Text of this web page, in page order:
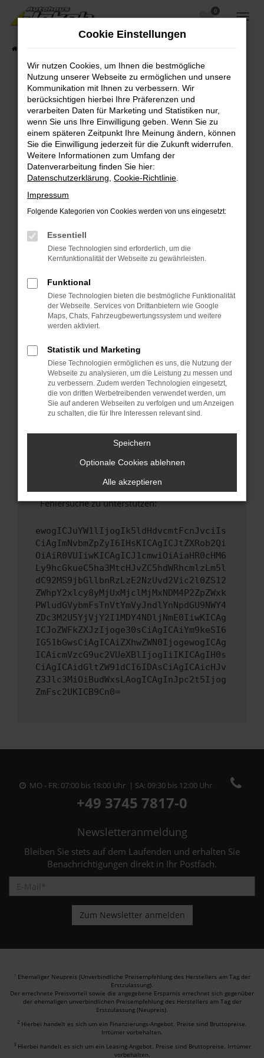
Zum
Hauptinhalt
0
Fehler: Network Error
Beim Laden ist ein Fehler aufgetreten.
Hier sind ein paar Tipps, die dir helfen können:
Überprüfe deine Firewall und deine
Internetverbindung.
Laden andere Webseiten, zum Beispiel deine
Suchmaschine?
Prüfe deine Browsererweiterungen.
Manche Erweiterungen, wie Werbeblocker,
können das Laden bestimmter Seiten
verhindern. Funktioniert die Seite in einem
Fenster?
Starte dein Gerät neu.
Das kann manchmal helfen, vorübergehende
Probleme zu beheben.
Betriebssystem auf dem neuesten Stand
sind.
Veraltete Software birgt nicht nur ein
Sicherheitsrisiko, sondern kann auch dazu
führen, dass bestimmte Funktionen nicht mehr
unterstützt werden.
Wende dich an den Webseitenbetreiber.
Wenn du alle oben genannten Schritte versucht
hast, kontaktiere uns bitte. Wir werden
versuchen, das Problem zu beheben. Du kannst
uns diesen Text schicken, um uns bei der
Fehlersuche zu unterstützen:
ewogICJuYW1lIjogIk5ldHdvcmtFcnJvciIs
CiAgImNvbmZpZyI6IHsKICAgICJtZXRob2Qi
OiAiR0VUIiwKICAgICJ1cmwiOiAiaHR0cHM6
Ly9hcGkueC5ha3MtcHJvZC5hdWRhcmlzLm5l
dC92MS9jbGllbnRzLzE2NzUvd2Vic2l0ZS12
ZWhpY2xlcy8yMjUxMjclMjMxNDM4P2ZpZWxk
PWludGVybmFsTnVtYmVyJndlYnNpdGU9NWY4
ZDc3M2U5YjVjY2I1MDY4NDljNmE0IiwKICAg
ICJoZWFkZXJzIjoge30sCiAgICAiYm9keSI6
IG51bGwsCiAgICAiZXhwZWN0IjogewogICAg
ICAicmVzcG9uc2VUeXBlIjogIiIKICAgIH0s
CiAgICAidGltZW91dCI6IDAsCiAgICAicHJv
Z3Jlc3MiOiBudWxsLAogICAgInJpc2t5Ijog
ZmFsc2UKICB9Cn0=
MO - FR: 07:00 bis 18:00 Uhr | SA: 09:30 bis 12:00 Uhr
+49 3745 7817-0
Newsletteranmeldung
Bleiben Sie stets auf dem Laufenden und erhalten Sie
Benachrichtigungen direkt in Ihr Postfach.
1 Ehemaliger Neupreis (Unverbindliche Preisempfehlung des Herstellers am Tag der
Erstzulassung).
Der errechnete Preisvorteil sowie die angegebene Ersparnis errechnet sich gegenüber
der ehemaligen unverbindlichen Preisempfehlung des Herstellers am Tag der
Erstzulassung (Neupreis).
2 Hierbei handelt es sich um ein Finanzierungs-Angebot. Preise sind Bruttopreise.
Irrtümer vorbehalten.
3 Hierbei handelt es sich um ein Leasing-Angebot. Preise sind Bruttopreise. Irrtümer
vorbehalten.
Cookie Einstellungen
Wir nutzen Cookies, um Ihnen die bestmögliche
Nutzung unserer Webseite zu ermöglichen und unsere
Kommunikation mit Ihnen zu verbessern. Wir
berücksichtigen hierbei Ihre Präferenzen und
verarbeiten Daten für Marketing und Statistiken nur,
wenn Sie uns Ihre Einwilligung geben. Wenn Sie zu
einem späteren Zeitpunkt Ihre Meinung ändern, können
Sie die Einwilligung jederzeit für die Zukunft widerrufen.
Weitere Informationen zum Umfang der
Datenverarbeitung finden Sie hier:
Datenschutzerklärung Cookie-Richtlinie
Impressum
Folgende Kategorien von Cookies werden von uns eingesetzt:
Essentiell
Diese Technologien sind erforderlich, um die
Kernfunktionalität der Webseite zu gewährleisten.
Funktional
Diese Technologien bieten die bestmögliche Funktionalität
der Webseite. Services von Drittanbietern wie Google
Maps, Chats, Fahrzeugbewertungssystem und weitere
werden aktiviert.
Statistik und Marketing
Diese Technologien ermöglichen es uns, die Nutzung der
Webseite zu analysieren, um die Leistung zu messen und
zu verbessern. Zudem werden Technologien eingesetzt,
die von dritten Werbetreibenden verwendet werden, um
Sie auf anderen Webseiten zu verfolgen und um Anzeigen
zu schalten, die für Ihre Interessen relevant sind.
Speichern
Optionale Cookies ablehnen
Alle akzeptieren